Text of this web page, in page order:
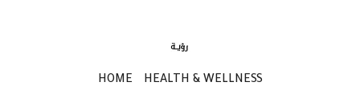
HOME HEALTH & WELLNESS